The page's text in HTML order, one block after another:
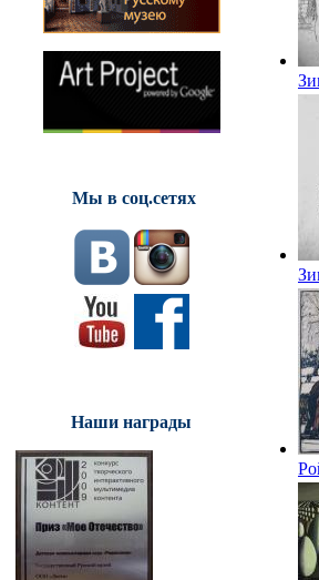
Мы в соц.сетях
Наши награды